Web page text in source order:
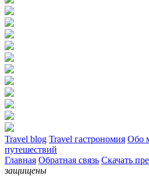
Travel blog Travel гастрономия Обо
путешествий
Главная Обратная связь Скачать
защищены